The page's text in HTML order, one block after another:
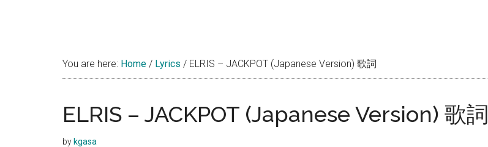
You are here: Home / Lyrics / ELRIS – JACKPOT (Japanese Version) 歌詞
ELRIS – JACKPOT (Japanese Version) 歌詞
by kgasa